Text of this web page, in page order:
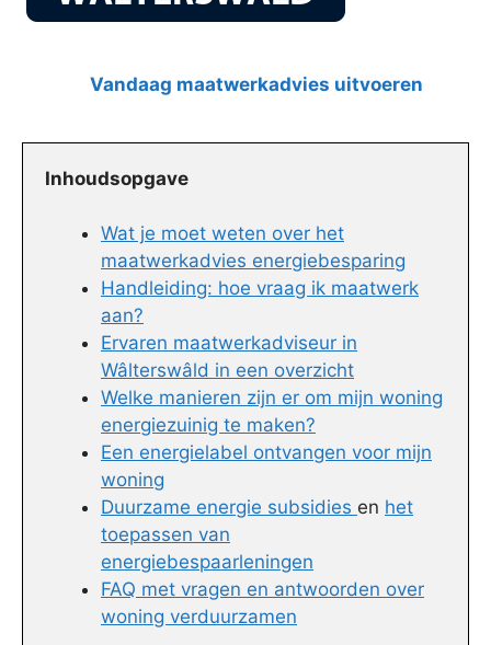
Vandaag maatwerkadvies uitvoeren
Inhoudsopgave
Wat je moet weten over het
maatwerkadvies energiebesparing
Handleiding: hoe vraag ik maatwerk
aan?
Ervaren maatwerkadviseur in
Wâlterswâld in een overzicht
Welke manieren zijn er om mijn woning
energiezuinig te maken?
Een energielabel ontvangen voor mijn
woning
Duurzame energie subsidies en het
toepassen van
energiebespaarleningen
FAQ met vragen en antwoorden over
woning verduurzamen